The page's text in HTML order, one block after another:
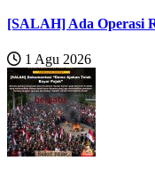
[SALAH] Ada Operasi
1 Agu 2026